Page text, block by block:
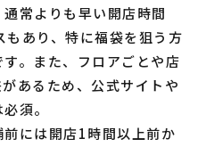
常よりも早い開店時間
もあり、特に福袋を狙う方
。また、フロアごとや店
あるため、公式サイトや
須。
には開店1時間以上前か